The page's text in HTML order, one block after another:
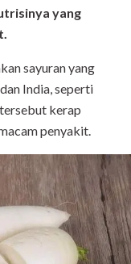
yang
sayuran yang
India, seperti
kerap
penyakit.